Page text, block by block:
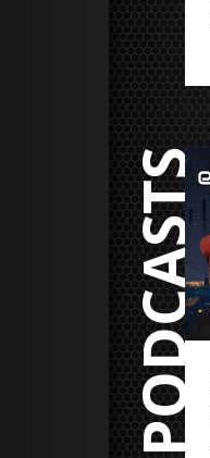
PODCASTS